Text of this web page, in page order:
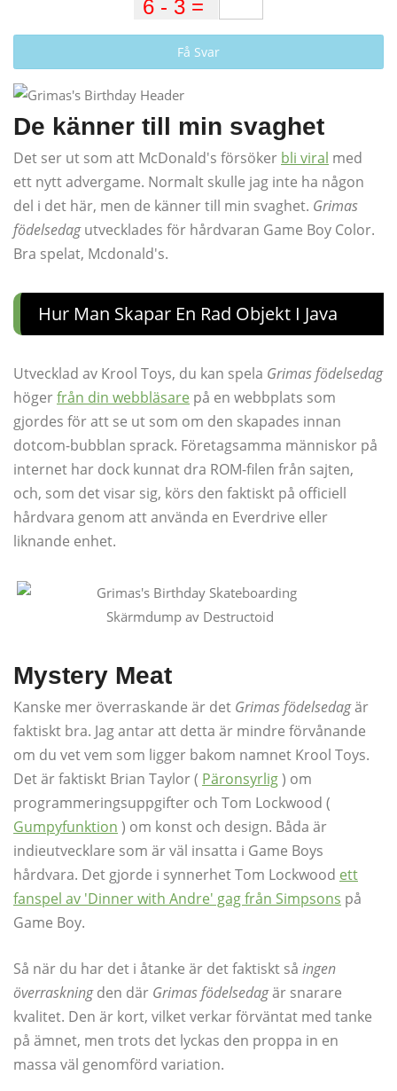
Få Svar
De känner till min svaghet
Det ser ut som att McDonald's försöker bli viral med
ett nytt advergame. Normalt skulle jag inte ha någon
del i det här, men de känner till min svaghet. Grimas
födelsedagutvecklades för hårdvaran Game Boy Color.
Bra spelat, Mcdonald's.
Hur Man Skapar En Rad Objekt I Java
Utvecklad av Krool Toys, du kan spela Grimas födelsedag
högerfrån din webbläsare på en webbplats som
gjordes för att se ut som om den skapades innan
dotcom-bubblan sprack. Företagsamma människor på
internet har dock kunnat dra ROM-filen från sajten,
och, som det visar sig, körs den faktiskt på officiell
hårdvara genom att använda en Everdrive eller
liknande enhet.
Skärmdump av Destructoid
Mystery Meat
Kanske mer överraskande är det Grimas födelsedagär
faktiskt bra. Jag antar att detta är mindre förvånande
om du vet vem som ligger bakom namnet Krool Toys.
Det är faktiskt Brian Taylor ( Päronsyrlig) om
programmeringsuppgifter och Tom Lockwood (
Gumpyfunktion ) om konst och design. Båda är
indieutvecklare som är väl insatta i Game Boys
hårdvara. Det gjorde i synnerhet Tom Lockwood ett
fanspel av 'Dinner with Andre' gag från Simpsons på
Game Boy.
Så när du har det i åtanke är det faktiskt så ingen
överraskningden där Grimas födelsedagär snarare
kvalitet. Den är kort, vilket verkar förväntat med tanke
på ämnet, men trots det lyckas den proppa in en
massa väl genomförd variation.